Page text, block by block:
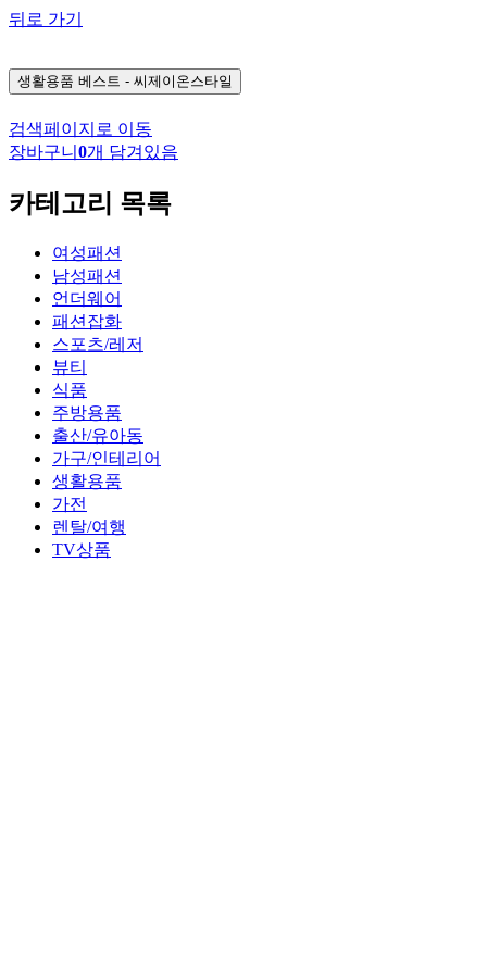
뒤로 가기
생활용품 베스트 - 씨제이온스타일
검색페이지로 이동
장바구니 0개 담겨있음
카테고리 목록
여성패션
남성패션
언더웨어
패션잡화
스포츠/레저
뷰티
식품
주방용품
출산/유아동
가구/인테리어
생활용품
가전
렌탈/여행
TV상품